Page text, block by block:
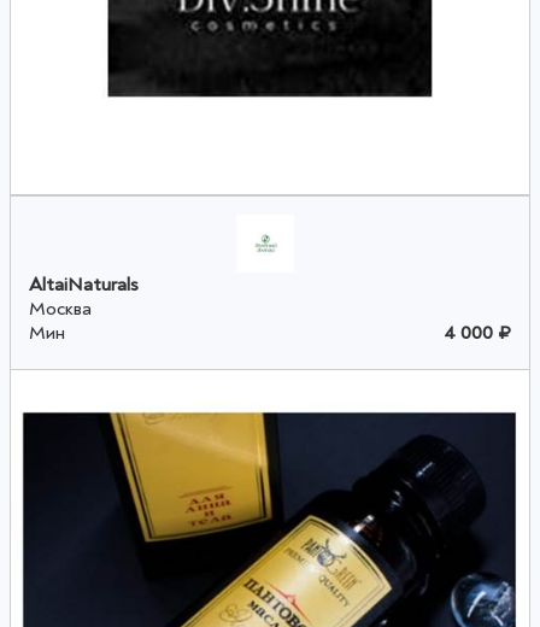
AltaiNaturals
Москва
Мин
4 000 ₽